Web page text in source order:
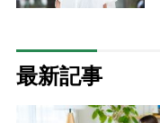
最新記事